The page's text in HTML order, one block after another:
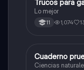
Química
Trucos para
Lo mejor
11 1,074
Biologia
Cuaderno
Ciencias